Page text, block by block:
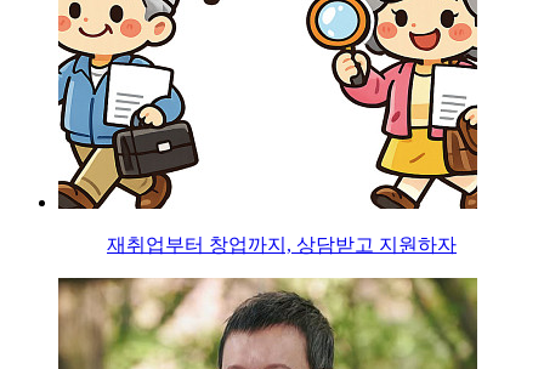
재취업부터 창업까지, 상담받고 지원하자